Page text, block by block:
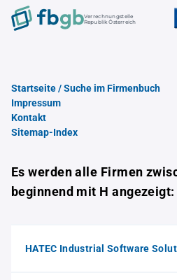
Verrechnungstelle
Republik Österreich
Startseite / Suche im Firmenbuch
Impressum
Kontakt
Sitemap-Index
Es werden alle Firmen
beginnend mit H angezeigt:
HATEC Industrial Software